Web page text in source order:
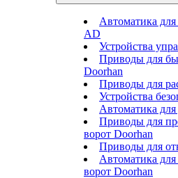
Автоматика
AD
Устройства
Приводы для
Doorhan
Приводы для
Устройства
Автоматика
Приводы для
ворот Doorhan
Приводы для
Автоматика
ворот Doorhan